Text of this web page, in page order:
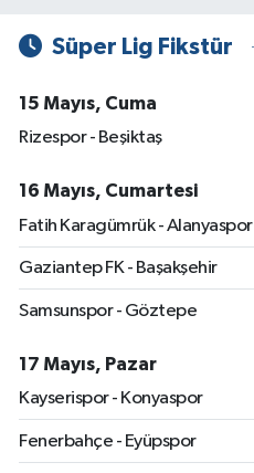
Süper Lig Fikstür
15 Mayıs, Cuma
Rizespor - Beşiktaş
16 Mayıs, Cumartesi
Fatih Karagümrük - Alanyaspor
Gaziantep FK - Başakşehir
Samsunspor - Göztepe
17 Mayıs, Pazar
Kayserispor - Konyaspor
Fenerbahçe - Eyüpspor